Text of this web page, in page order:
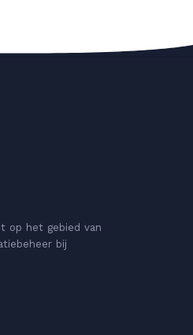
op het gebied van
bij